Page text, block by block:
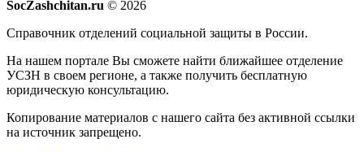
SocZashchitan.ru © 2026
Справочник отделений социальной защиты в России.
На нашем портале Вы сможете найти ближайшее отделение
УСЗН в своем регионе, а также получить бесплатную
юридическую консультацию.
Копирование материалов с нашего сайта без активной ссылки
на источник запрещено.